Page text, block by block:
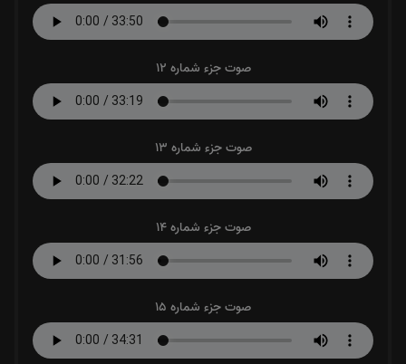
صوت جزء شماره 12
صوت جزء شماره 13
صوت جزء شماره 14
صوت جزء شماره 15